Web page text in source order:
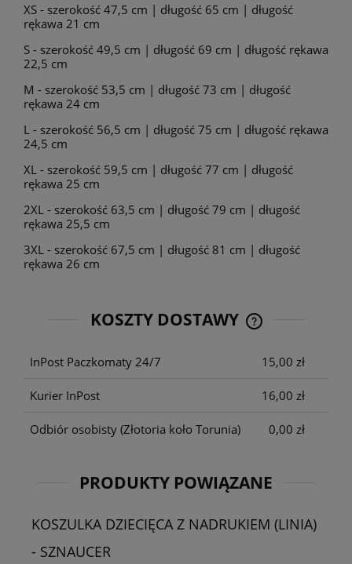
XS - szerokość 47,5 cm | długość 65 cm | długość
rękawa 21 cm
S - szerokość 49,5 cm | długość 69 cm | długość rękawa
22,5 cm
M - szerokość 53,5 cm | długość 73 cm | długość
rękawa 24 cm
L - szerokość 56,5 cm | długość 75 cm | długość rękawa
24,5 cm
XL - szerokość 59,5 cm | długość 77 cm | długość
rękawa 25 cm
2XL - szerokość 63,5 cm | długość 79 cm | długość
rękawa 25,5 cm
3XL - szerokość 67,5 cm | długość 81 cm | długość
rękawa 26 cm
KOSZTY DOSTAWY
CENA NIE
InPost Paczkomaty 24/7 15,00 zł
Kurier InPost 16,00 zł
Odbiór osobisty (Złotoria koło Torunia) 0,00 zł
PRODUKTY POWIĄZANE
KOSZULKA DZIECIĘCA Z NADRUKIEM (LINIA)
- SZNAUCER